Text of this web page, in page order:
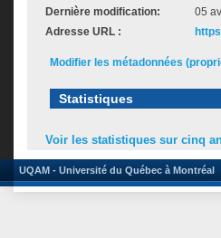
Dernière modification:
05
Adresse URL :
Modifier les métadonnées
Statistiques
Voir les statistiques sur cinq
UQAM - Université du Québec à Montréal